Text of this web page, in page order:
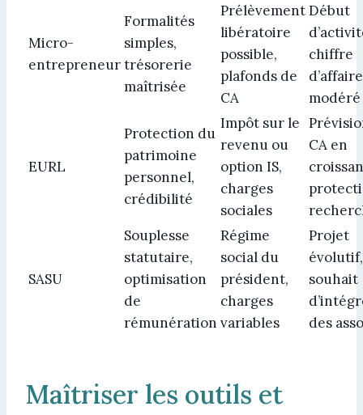
Micro-
entrepreneur
Formalités
simples,
trésorerie
maîtrisée
Prélèvement
libératoire
possible,
plafonds de
CA
Début
chiffre
modéré
EURL
Protection du
patrimoine
personnel,
crédibilité
Impôt sur le
revenu ou
option IS,
charges
sociales
CA en
SASU
Souplesse
statutaire,
optimisation
de
rémunération
Régime
social du
président,
charges
variables
Projet
évolutif,
souhait
des
Maîtriser les outils et